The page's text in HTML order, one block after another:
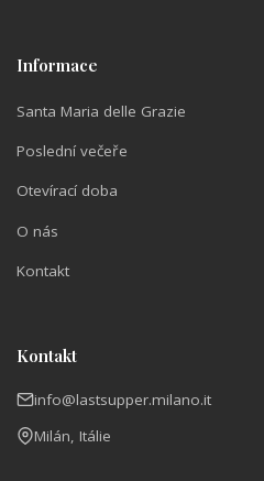
Informace
Santa Maria delle Grazie
Poslední večeře
Otevírací doba
O nás
Kontakt
Kontakt
info@lastsupper.milano.it
Milán, Itálie